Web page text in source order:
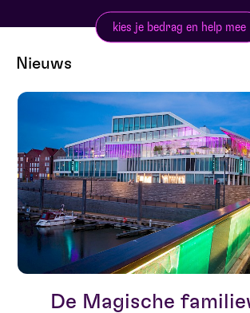
kies je bedrag en help mee
Nieuws
De Magische